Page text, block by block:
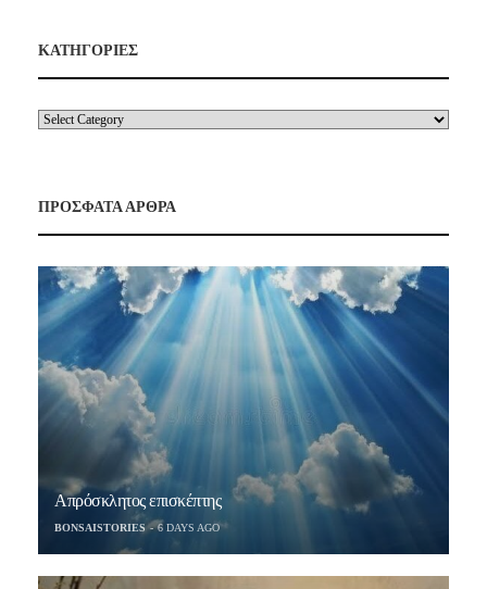
ΚΑΤΗΓΟΡΙΕΣ
ΠΡΟΣΦΑΤΑ ΑΡΘΡΑ
Απρόσκλητος επισκέπτης
BONSAISTORIES 6 DAYS AGO